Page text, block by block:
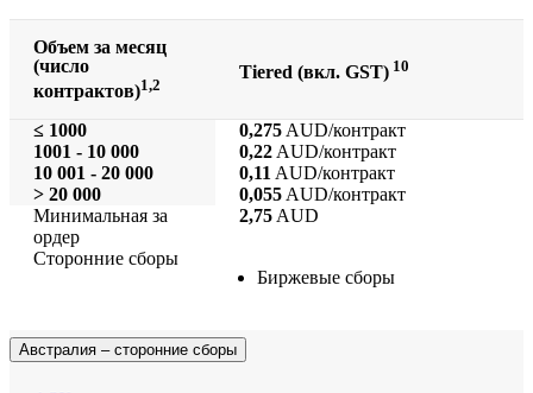
Объем за месяц
(число
контрактов)1,2
Tiered (вкл. GST) 10
≤ 1000 0,275 AUD/контракт
1001 - 10 000
0,22 AUD/контракт
10 001 - 20 000
0,11 AUD/контракт
> 20 000
0,055 AUD/контракт
Минимальная за
ордер
2,75 AUD
Сторонние сборы
Биржевые сборы
Австралия – сторонние сборы